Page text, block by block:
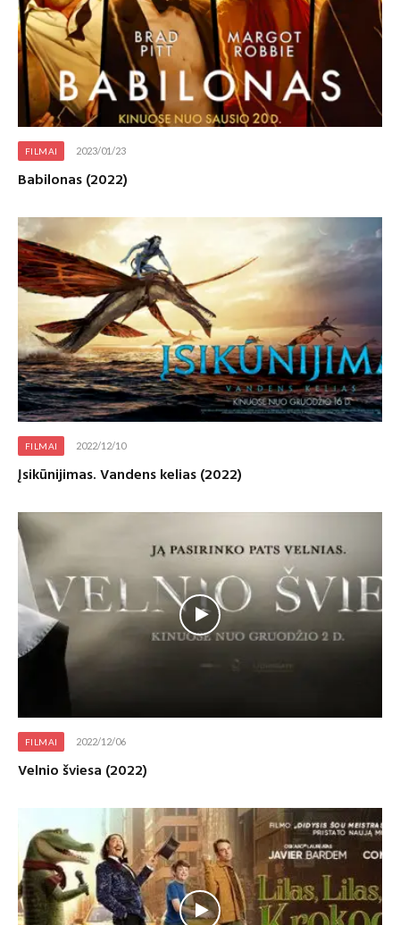
FILMAI 2023/01/23
Babilonas (2022)
FILMAI 2022/12/10
Įsikūnijimas. Vandens kelias (2022)
FILMAI 2022/12/06
Velnio šviesa (2022)